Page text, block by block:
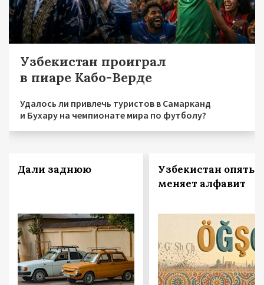
Узбекистан проиграл
в пиаре Кабо-Верде
Удалось ли привлечь туристов в Самарканд
и Бухару на чемпионате мира по футболу?
Дали заднюю
Узбекистан опять
меняет алфавит